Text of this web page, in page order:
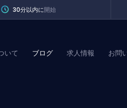
30分以内に開始
いて ブログ 求人情報 お問